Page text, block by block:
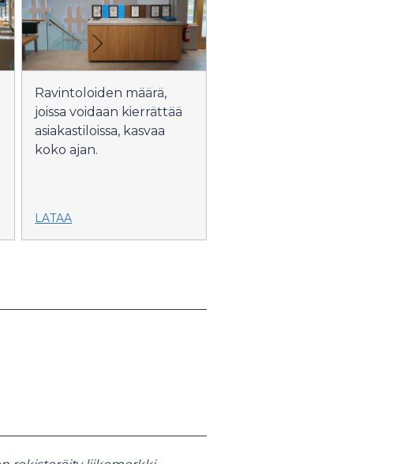
Ravintoloiden määrä,
joissa voidaan kierrättää
asiakastiloissa, kasvaa
koko ajan.
LATAA